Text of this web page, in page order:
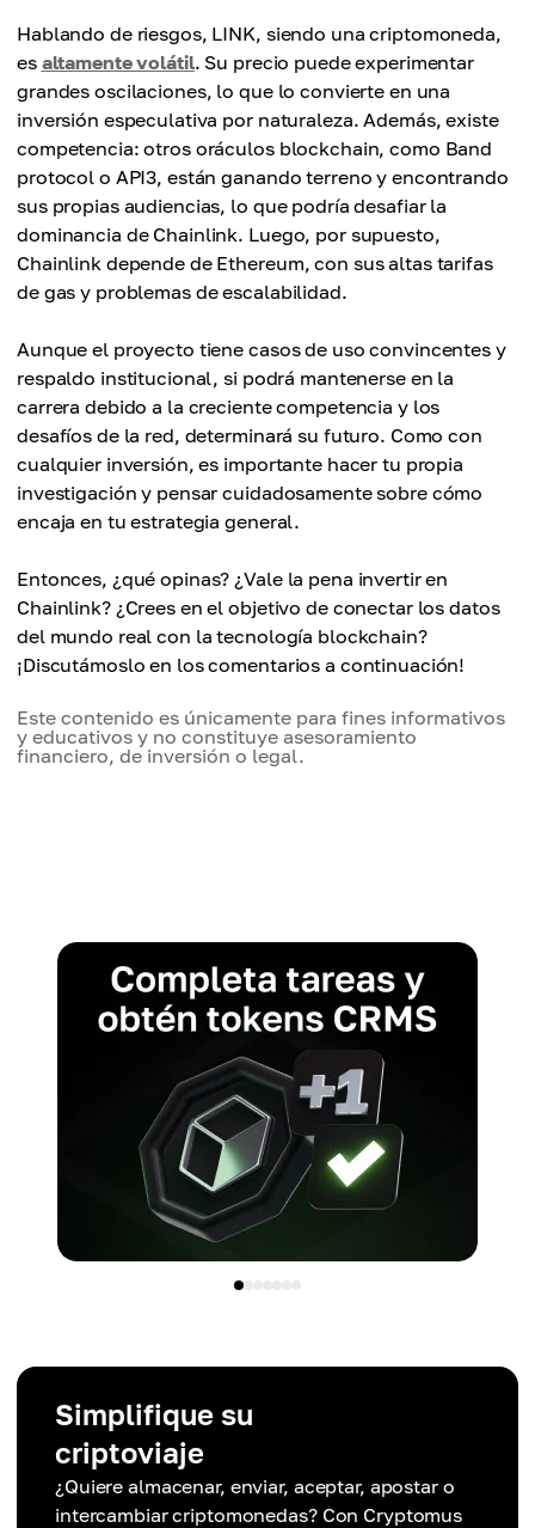
Hablando de riesgos, LINK, siendo una criptomoneda,
es altamente volátil. Su precio puede experimentar
grandes oscilaciones, lo que lo convierte en una
inversión especulativa por naturaleza. Además, existe
competencia: otros oráculos blockchain, como Band
protocol o API3, están ganando terreno y encontrando
sus propias audiencias, lo que podría desafiar la
dominancia de Chainlink. Luego, por supuesto,
Chainlink depende de Ethereum, con sus altas tarifas
de gas y problemas de escalabilidad.
Aunque el proyecto tiene casos de uso convincentes y
respaldo institucional, si podrá mantenerse en la
carrera debido a la creciente competencia y los
desafíos de la red, determinará su futuro. Como con
cualquier inversión, es importante hacer tu propia
investigación y pensar cuidadosamente sobre cómo
encaja en tu estrategia general.
Entonces, ¿qué opinas? ¿Vale la pena invertir en
Chainlink? ¿Crees en el objetivo de conectar los datos
del mundo real con la tecnología blockchain?
¡Discutámoslo en los comentarios a continuación!
Este contenido es únicamente para fines informativos
y educativos y no constituye asesoramiento
financiero, de inversión o legal.
Simplifique su
criptoviaje
¿Quiere almacenar, enviar, aceptar, apostar o
intercambiar criptomonedas? Con Cryptomus